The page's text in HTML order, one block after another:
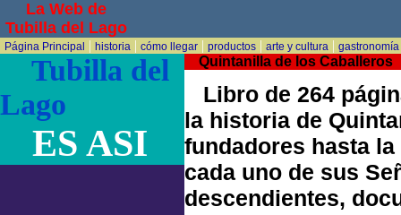
La Web de
Tubilla del Lago
Página Principal | historia | cómo llegar| productos| arte y cultura | gastronomía
Tubilla del
Lago
ES ASI
Quintanilla de los Caballeros
Libro de 264
la historia de
fundadores hasta
cada uno de sus
descendientes,